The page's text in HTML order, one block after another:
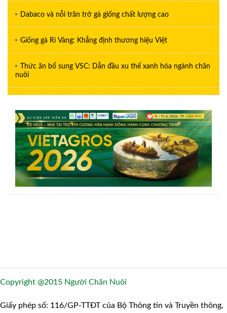
Dabaco và nỗi trăn trở gà giống chất lượng cao
Giống gà Ri Vàng: Khẳng định thương hiệu Việt
Thức ăn bổ sung VSC: Dẫn đầu xu thế xanh hóa ngành chăn
nuôi
Copyright @2015 Người Chăn Nuôi
Giấy phép số: 116/GP-TTĐT của Bộ Thông tin và Truyền thông,